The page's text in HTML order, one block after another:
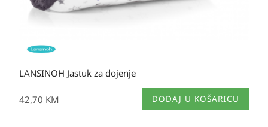
LANSINOH Jastuk za dojenje
42,70 KM DODAJ U KOŠARICU